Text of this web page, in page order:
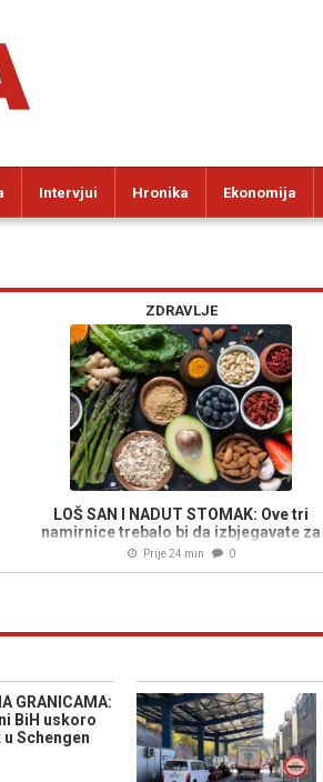
Intervjui Hronika Ekonomija
ZDRAVLJE
LOŠ SAN I NADUT STOMAK: Ove tri
namirnice trebalo bi da izbjegavate za
večeru
Prije 24 min 0
GRANICAMA:
BiH uskoro
Schengen